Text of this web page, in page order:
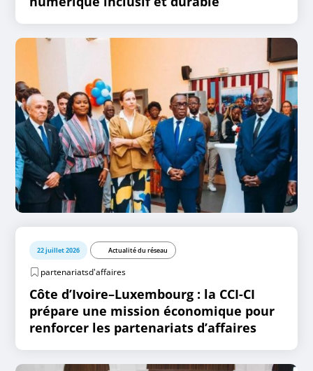
22 juillet 2026 Actualité du réseau
partenariatsd'affaires
Côte d’Ivoire–Luxembourg : la CCI-CI
prépare une mission économique pour
renforcer les partenariats d’affaires